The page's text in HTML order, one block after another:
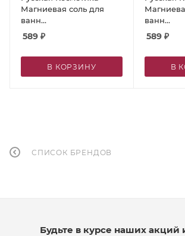
Магниевая соль для
ванн
парфюмированная
589 ₽
В КОРЗИНУ
ванн
589₽
В
СПИСОК БРЕНДОВ
Будьте в курсе наших акций